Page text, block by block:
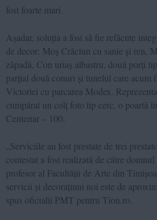
fost foarte mari.
Așadar, soluția a fost să fie refăcute
de decor: Moș Crăciun cu sanie și ren,
zăpadă, Con uriaș albastru, două porți
parțial două conuri și tunelul care acum
Victoriei cu parcarea Modex.
cumpărat un colț foto tip cerc, o poartă
Centenar – 100.
„Serviciile au fost prestate de trei
contestat a fost realizată de către
profesor al Facultății de Arte din
servicii și decorațiuni noi este de
spus oficialii PMT pentru Tion.ro.